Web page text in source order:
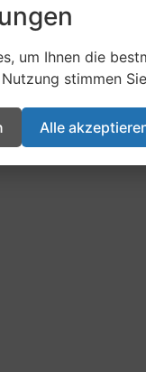
Deutsch(
um Ihnen die
stimmen
Alle